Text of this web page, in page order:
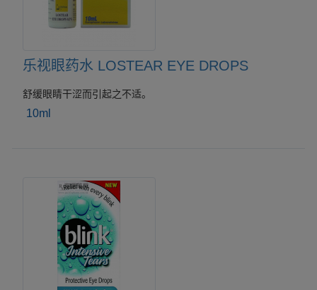
乐视眼药水 LOSTEAR EYE DROPS
舒缓眼睛干涩而引起之不适。
10ml